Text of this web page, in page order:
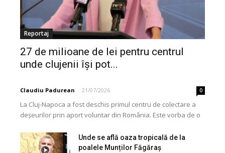
Reportaj
27 de milioane de lei pentru centrul
unde clujenii își pot...
Claudiu Padurean - 21/07/2026 0
La Cluj-Napoca a fost deschis primul centru de colectare a
deșeurilor prin aport voluntar din România. Este vorba de o
Unde se află oaza tropicală de la
poalele Munților Făgăraș